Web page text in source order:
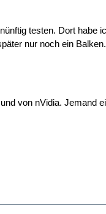
testen. Dort habe
nur noch ein
von nVidia. Jemand